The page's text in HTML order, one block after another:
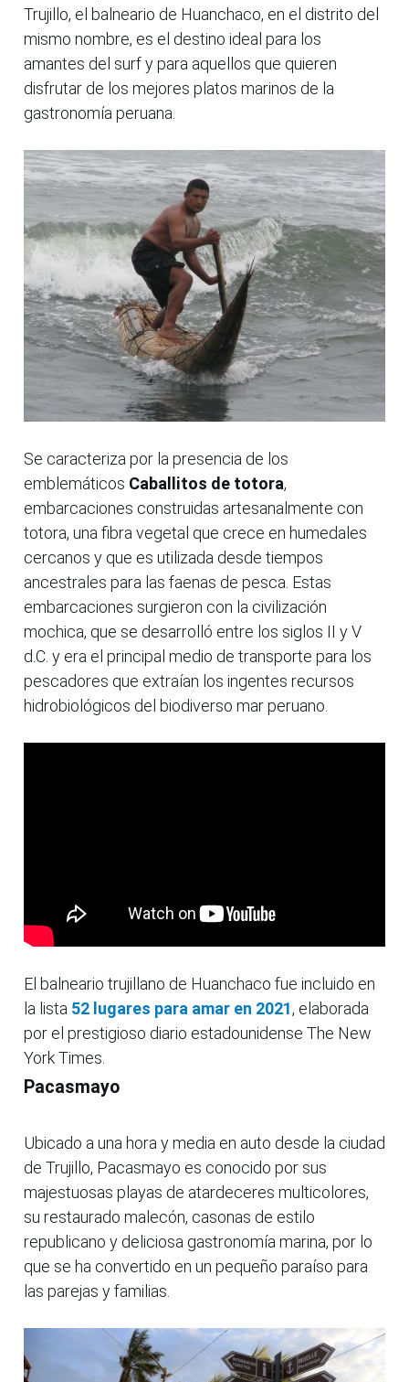
Trujillo, el balneario de Huanchaco, en el distrito del
mismo nombre, es el destino ideal para los
amantes del surf y para aquellos que quieren
disfrutar de los mejores platos marinos de la
gastronomía peruana.
Se caracteriza por la presencia de los
emblemáticos Caballitos de totora,
embarcaciones construidas artesanalmente con
totora, una fibra vegetal que crece en humedales
cercanos y que es utilizada desde tiempos
ancestrales para las faenas de pesca. Estas
embarcaciones surgieron con la civilización
mochica, que se desarrolló entre los siglos II y V
d.C. y era el principal medio de transporte para los
pescadores que extraían los ingentes recursos
hidrobiológicos del biodiverso mar peruano.
El balneario trujillano de Huanchaco fue incluido en
la lista 52 lugares para amar en 2021, elaborada
por el prestigioso diario estadounidense The New
York Times.
Pacasmayo
Ubicado a una hora y media en auto desde la ciudad
de Trujillo, Pacasmayo es conocido por sus
majestuosas playas de atardeceres multicolores,
su restaurado malecón, casonas de estilo
republicano y deliciosa gastronomía marina, por lo
que se ha convertido en un pequeño paraíso para
las parejas y familias.